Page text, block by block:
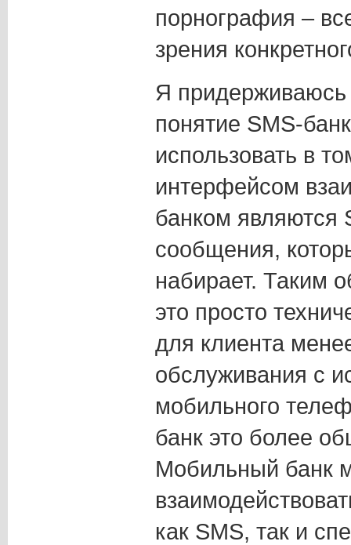
порнография –
зрения
Я придерживаюсь
понятие SMS-
использовать в
интерфейсом
банком являются
сообщения,
набирает. Таким
это просто
для клиента
обслуживания с
мобильного
банк это более
Мобильный банк
как SMS, так и